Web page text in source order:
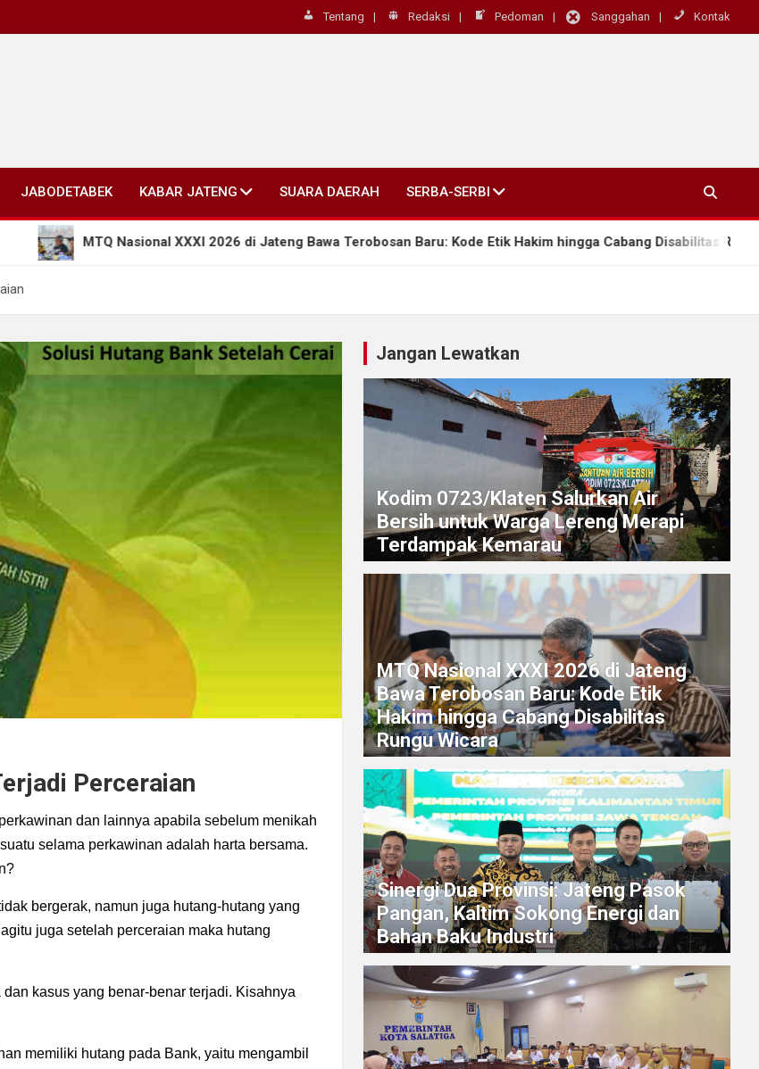
Tentang Redaksi Pedoman Sanggahan Kontak
JABODETABEK KABAR JATENG SUARA DAERAH SERBA-SERBI
MTQ Nasional XXXI 2026 di Jateng Bawa Terobosan Baru: Kode Etik Hakim hingga Cabang Disabilitas Rungu Wicara
Perceraian
dan lainnya apabila sebelum menikah
selama perkawinan adalah harta bersama.
bergerak, namun juga hutang-hutang yang
juga setelah perceraian maka hutang
kasus yang benar-benar terjadi. Kisahnya
memiliki hutang pada Bank, yaitu mengambil
Jangan Lewatkan
Kodim 0723/Klaten Salurkan Air
Bersih untuk Warga Lereng Merapi
Terdampak Kemarau
MTQ Nasional XXXI 2026 di Jateng
Bawa Terobosan Baru: Kode Etik
Hakim hingga Cabang Disabilitas
Rungu Wicara
Sinergi Dua Provinsi: Jateng Pasok
Pangan, Kaltim Sokong Energi dan
Bahan Baku Industri